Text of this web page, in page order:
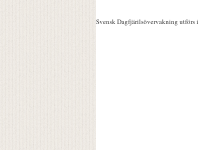
Svensk Dagfjärilsövervakning utförs